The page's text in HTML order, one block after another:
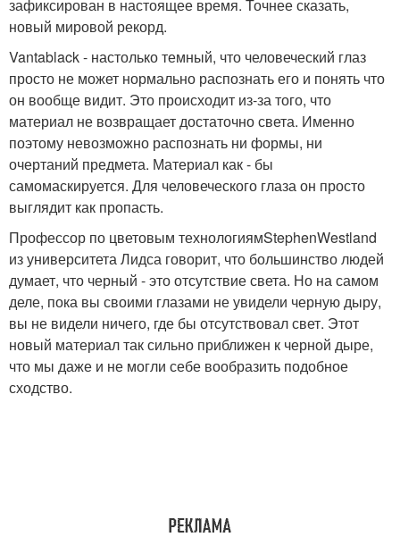
зафиксирован в настоящее время. Точнее сказать,
новый мировой рекорд.
Vantablack - настолько темный, что человеческий глаз
просто не может нормально распознать его и понять что
он вообще видит. Это происходит из-за того, что
материал не возвращает достаточно света. Именно
поэтому невозможно распознать ни формы, ни
очертаний предмета. Материал как - бы
самомаскируется. Для человеческого глаза он просто
выглядит как пропасть.
Профессор по цветовым технологиямStephenWestland
из университета Лидса говорит, что большинство людей
думает, что черный - это отсутствие света. Но на самом
деле, пока вы своими глазами не увидели черную дыру,
вы не видели ничего, где бы отсутствовал свет. Этот
новый материал так сильно приближен к черной дыре,
что мы даже и не могли себе вообразить подобное
сходство.